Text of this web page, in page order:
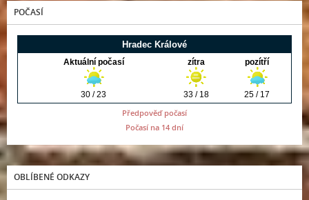
POČASÍ
Předpověď počasí
Počasí na 14 dní
OBLÍBENÉ ODKAZY